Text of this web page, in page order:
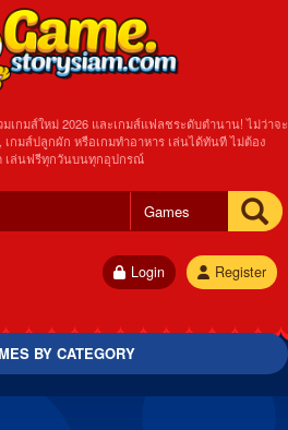
เกมส์ใหม่ 2026 และเกมส์แฟลชระดับตำนาน! ไม่ว่าจะ
เกมส์ปลูกผัก หรือเกมทำอาหาร เล่นได้ทันที ไม่ต้อง
เล่นฟรีทุกวันบนทุกอุปกรณ์
Register
Login
BY CATEGORY